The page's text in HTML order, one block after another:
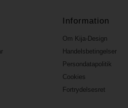
Information
Om Kija-Design
Handelsbetingelser
Persondatapolitik
Cookies
Fortrydelsesret